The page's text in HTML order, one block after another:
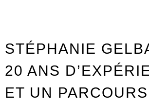
STÉPHANIE
20 ANS
ET UN PARCOURS